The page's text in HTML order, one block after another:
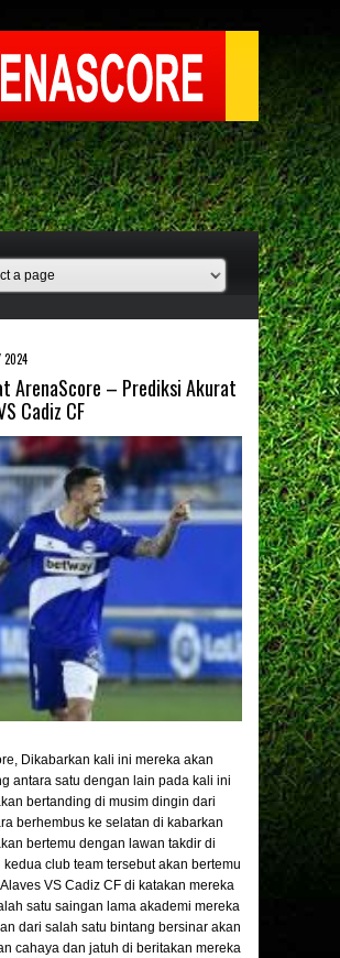
2024
ArenaScore – Prediksi Akurat
Cadiz CF
, Dikabarkan kali ini mereka akan
antara satu dengan lain pada kali ini
bertanding di musim dingin dari
berhembus ke selatan di kabarkan
bertemu dengan lawan takdir di
kedua club team tersebut akan bertemu
VS Cadiz CF di katakan mereka
satu saingan lama akademi mereka
dari salah satu bintang bersinar akan
cahaya dan jatuh di beritakan mereka